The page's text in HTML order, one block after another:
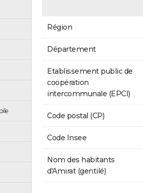
Région
Département
Etablissement public de
coopération
intercommunale (EPCI)
Code postal (CP)
Code Insee
Nom des habitants
d'Amirat (gentilé)